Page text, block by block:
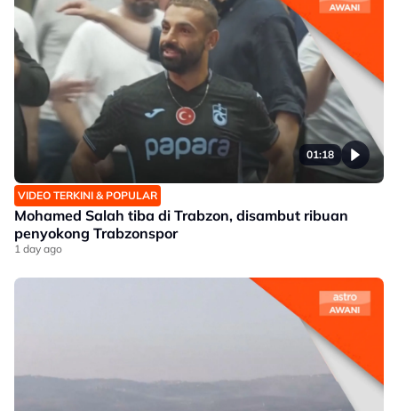
01:18
VIDEO TERKINI & POPULAR
Mohamed Salah tiba di Trabzon, disambut ribuan
penyokong Trabzonspor
1 day ago